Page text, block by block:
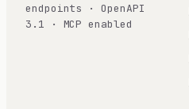
endpoints · OpenAPI
3.1 · MCP enabled